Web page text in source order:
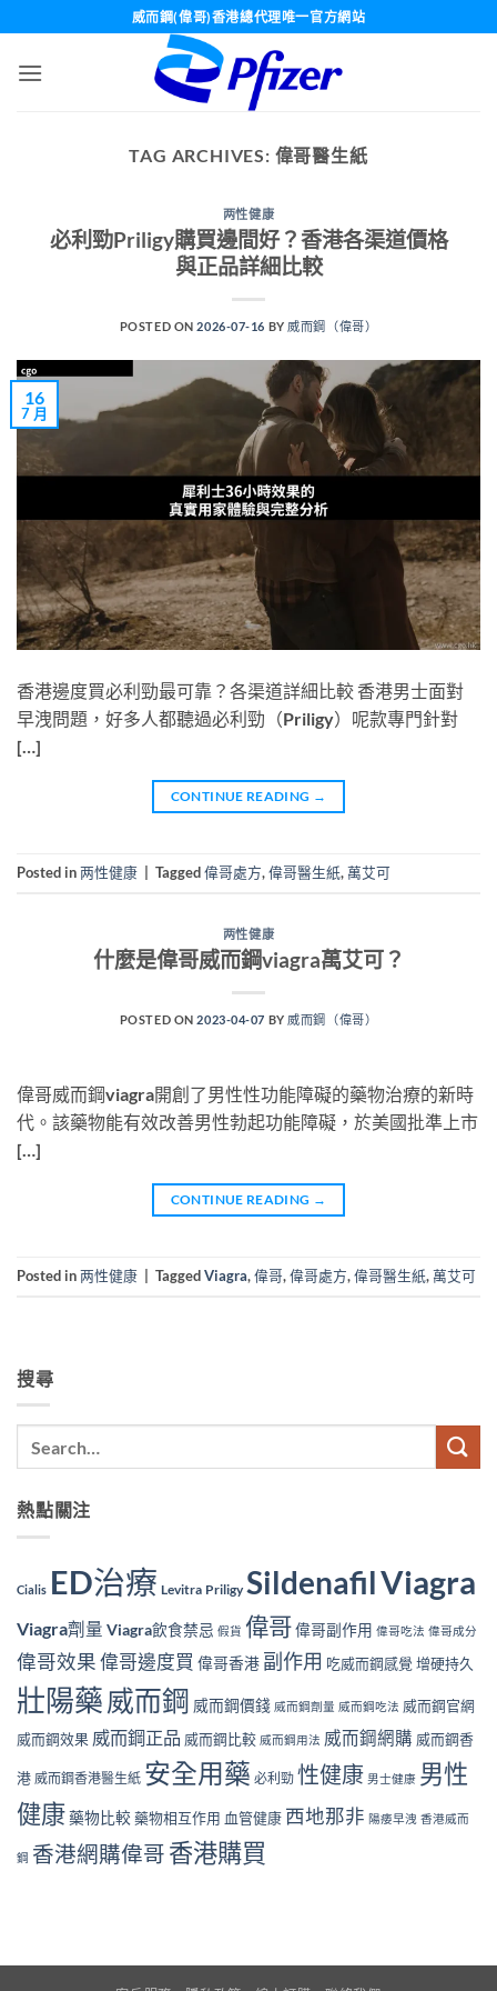
content
威而鋼(偉哥)香港總代理唯一官方網站
TAG ARCHIVES: 偉哥醫生紙
两性健康
必利勁Priligy購買邊間好？香港各渠道價格
與正品詳細比較
POSTED ON2026-07-16 BY 威而鋼（偉哥）
16
7 月
香港邊度買必利勁最可靠？各渠道詳細比較 香港男士面對
早洩問題，好多人都聽過必利勁（Priligy）呢款專門針對
[…]
CONTINUE READING →
Posted in两性健康 Tagged偉哥處方,偉哥醫生紙,萬艾可
两性健康
什麼是偉哥威而鋼viagra萬艾可？
POSTED ON2023-04-07 BY 威而鋼（偉哥）
偉哥威而鋼viagra開創了男性性功能障礙的藥物治療的新時
代。該藥物能有效改善男性勃起功能障礙，於美國批準上市
[…]
CONTINUE READING →
Posted in两性健康 TaggedViagra,偉哥,偉哥處方,偉哥醫生紙,萬艾可
搜尋
熱點關注
Cialis ED治療 Levitra Priligy SildenafilViagra
Viagra劑量 Viagra飲食禁忌 假貨 偉哥偉哥副作用 偉哥吃法 偉哥成分
偉哥效果偉哥邊度買 偉哥香港 副作用 吃威而鋼感覺 增硬持久
壯陽藥 威而鋼 威而鋼價錢 威而鋼劑量 威而鋼吃法 威而鋼官網
威而鋼效果 威而鋼正品 威而鋼比較 威而鋼用法 威而鋼網購 威而鋼香
港 威而鋼香港醫生紙 安全用藥 必利勁 性健康 男士健康 男性
健康藥物比較藥物相互作用 血管健康 西地那非 陽痿早洩 香港威而
鋼 香港網購偉哥 香港購買